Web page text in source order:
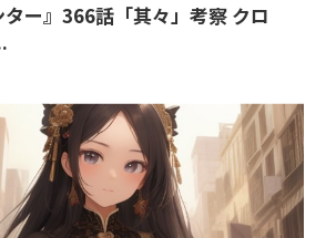
ター』366話「其々」考察 クロ